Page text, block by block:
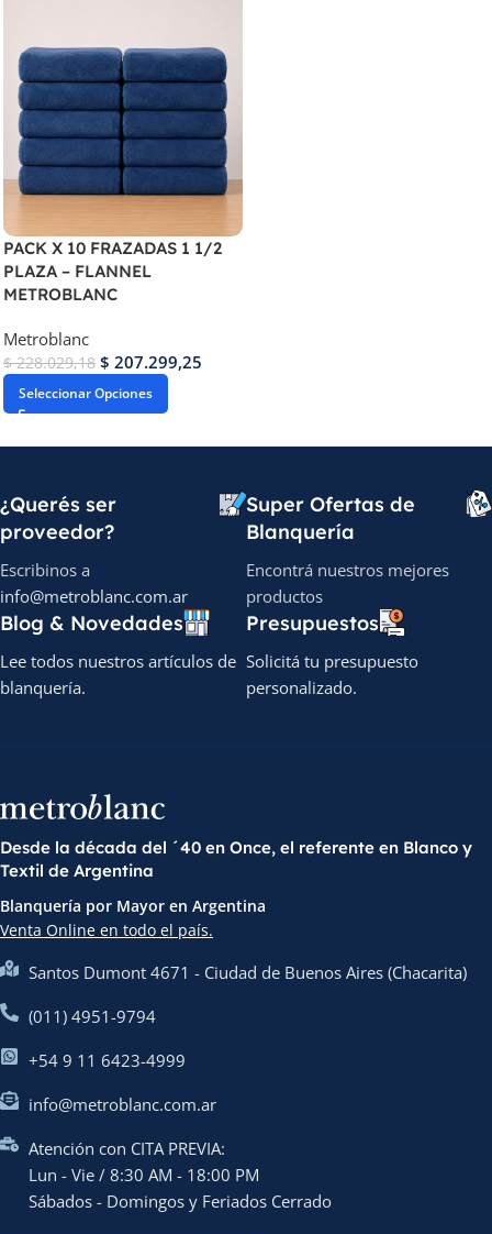
PACK X 10 FRAZADAS 1 1/2
PLAZA – FLANNEL
METROBLANC
Metroblanc
$228.029,18 $ 207.299,25
Seleccionar Opciones
¿Querés ser
proveedor?
Escribinos a
info@metroblanc.com.ar
Super Ofertas de
Blanquería
Encontrá nuestros mejores
productos
Blog & Novedades
Lee todos nuestros artículos de
blanquería.
Presupuestos
Solicitá tu presupuesto
personalizado.
Desde la década del ´40 en Once, el referente en Blanco y
Textil de Argentina
Blanquería por Mayor en Argentina
Venta Online en todo el país.
Santos Dumont 4671 - Ciudad de Buenos Aires (Chacarita)
(011) 4951-9794
+54 9 11 6423-4999
info@metroblanc.com.ar
Atención con CITA PREVIA:
Lun - Vie / 8:30 AM - 18:00 PM
Sábados - Domingos y Feriados Cerrado